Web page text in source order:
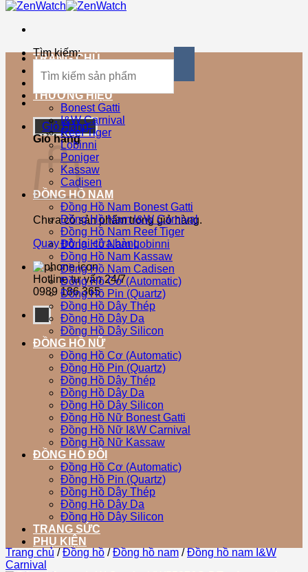
Tìm kiếm:
Giỏ Hàng
Giỏ hàng
Chưa có sản phẩm trong giỏ hàng.
Quay trở lại cửa hàng
Hotline tư vấn 24/7
0989 186 365
TRANG CHỦ
SẢN PHẨM MỚI
SẢN PHẨM BÁN CHẠY
THƯƠNG HIỆU
Bonest Gatti
I&W Carnival
Reef Tiger
Lobinni
Poniger
Kassaw
Cadisen
ĐỒNG HỒ NAM
Đồng Hồ Nam Bonest Gatti
Đồng Hồ Nam I&W Carnival
Đồng Hồ Nam Reef Tiger
Đồng Hồ Nam Lobinni
Đồng Hồ Nam Kassaw
Đồng Hồ Nam Cadisen
Đồng Hồ Cơ (Automatic)
Đồng Hồ Pin (Quartz)
Đồng Hồ Dây Thép
Đồng Hồ Dây Da
Đồng Hồ Dây Silicon
ĐỒNG HỒ NỮ
Đồng Hồ Cơ (Automatic)
Đồng Hồ Pin (Quartz)
Đồng Hồ Dây Thép
Đồng Hồ Dây Da
Đồng Hồ Dây Silicon
Đồng Hồ Nữ Bonest Gatti
Đồng Hồ Nữ I&W Carnival
Đồng Hồ Nữ Kassaw
ĐỒNG HỒ ĐÔI
Đồng Hồ Cơ (Automatic)
Đồng Hồ Pin (Quartz)
Đồng Hồ Dây Thép
Đồng Hồ Dây Da
Đồng Hồ Dây Silicon
TRANG SỨC
PHỤ KIỆN
Trang chủ / Đồng hồ / Đồng hồ nam / Đồng hồ nam I&W
Carnival